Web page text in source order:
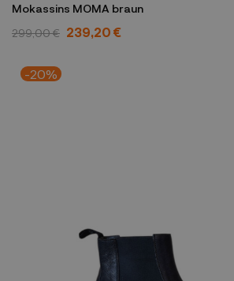
Mokassins MOMA braun
299,00 € 239,20 €
-20%